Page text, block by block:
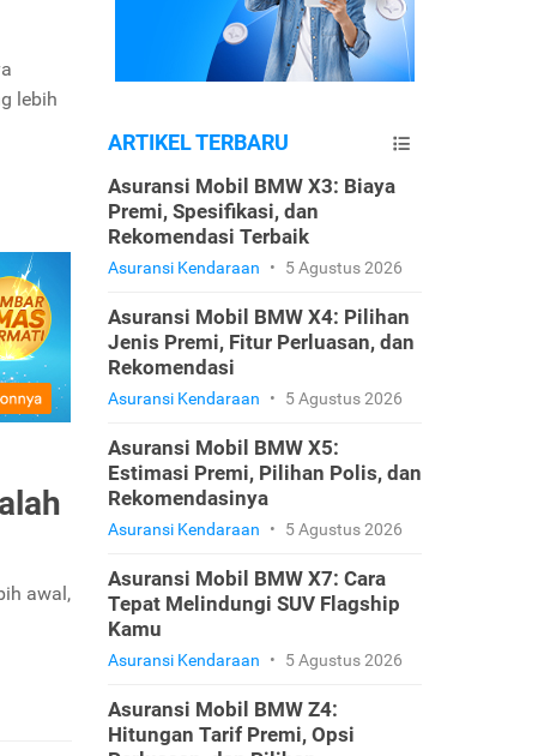
lebih
awal,
ARTIKEL TERBARU
Asuransi Mobil BMW X3: Biaya
Premi, Spesifikasi, dan
Rekomendasi Terbaik
Asuransi Kendaraan • 5 Agustus 2026
Asuransi Mobil BMW X4: Pilihan
Jenis Premi, Fitur Perluasan, dan
Rekomendasi
Asuransi Kendaraan • 5 Agustus 2026
Asuransi Mobil BMW X5:
Estimasi Premi, Pilihan Polis, dan
Rekomendasinya
Asuransi Kendaraan • 5 Agustus 2026
Asuransi Mobil BMW X7: Cara
Tepat Melindungi SUV Flagship
Kamu
Asuransi Kendaraan • 5 Agustus 2026
Asuransi Mobil BMW Z4:
Hitungan Tarif Premi, Opsi